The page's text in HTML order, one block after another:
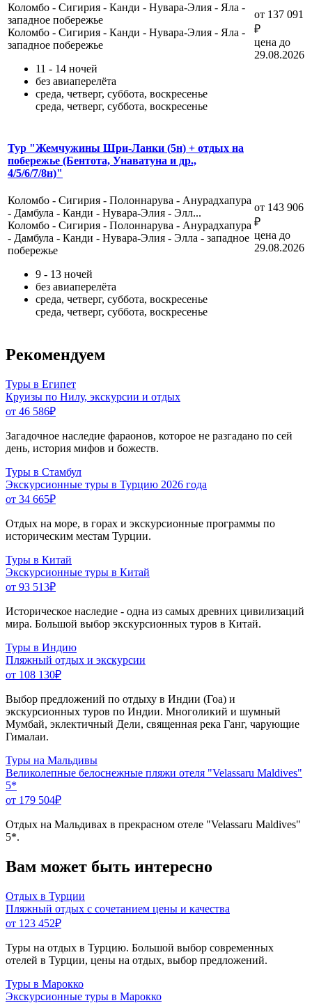
Коломбо - Сигирия - Канди - Нувара-Элия - Яла -
западное побережье
Коломбо - Сигирия - Канди - Нувара-Элия - Яла -
западное побережье
11 - 14 ночей
без авиаперелёта
среда, четверг, суббота, воскресенье
среда, четверг, суббота, воскресенье
от 137 091
₽
цена до
29.08.2026
Тур "Жемчужины Шри-Ланки (5н) + отдых на
побережье (Бентота, Унаватуна и др.,
4/5/6/7/8н)"
Коломбо - Сигирия - Полоннарува - Анурадхапура
- Дамбула - Канди - Нувара-Элия - Элл...
Коломбо - Сигирия - Полоннарува - Анурадхапура
- Дамбула - Канди - Нувара-Элия - Элла - западное
побережье
9 - 13 ночей
без авиаперелёта
среда, четверг, суббота, воскресенье
среда, четверг, суббота, воскресенье
от 143 906
₽
цена до
29.08.2026
Рекомендуем
Туры в Египет
Круизы по Нилу, экскурсии и отдых
от 46 586₽
Загадочное наследие фараонов, которое не разгадано по сей
день, история мифов и божеств.
Туры в Стамбул
Экскурсионные туры в Турцию 2026 года
от 34 665₽
Отдых на море, в горах и экскурсионные программы по
историческим местам Турции.
Туры в Китай
Экскурсионные туры в Китай
от 93 513₽
Историческое наследие - одна из самых древних цивилизаций
мира. Большой выбор экскурсионных туров в Китай.
Туры в Индию
Пляжный отдых и экскурсии
от 108 130₽
Выбор предложений по отдыху в Индии (Гоа) и
экскурсионных туров по Индии. Многоликий и шумный
Мумбай, эклектичный Дели, священная река Ганг, чарующие
Гималаи.
Туры на Мальдивы
Великолепные белоснежные пляжи отеля "Velassaru Maldives"
5*
от 179 504₽
Отдых на Мальдивах в прекрасном отеле "Velassaru Maldives"
5*.
Вам может быть интересно
Отдых в Турции
Пляжный отдых с сочетанием цены и качества
от 123 452₽
Туры на отдых в Турцию. Большой выбор современных
отелей в Турции, цены на отдых, выбор предложений.
Туры в Марокко
Экскурсионные туры в Марокко